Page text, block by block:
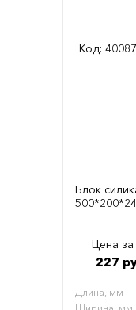
Код: 40087
Блок
Цена за
227
Длина, мм